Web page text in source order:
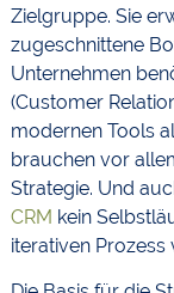
Zielgruppe. Sie
zugeschnittene
Unternehmen
(Customer
modernen Tools
brauchen vor
Strategie. Und
CRM kein
iterativen Prozess